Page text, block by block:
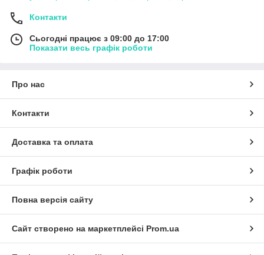
Контакти
Сьогодні працює з 09:00 до 17:00
Показати весь графік роботи
Про нас
Контакти
Доставка та оплата
Графік роботи
Повна версія сайту
Сайт створено на маркетплейсі Prom.ua